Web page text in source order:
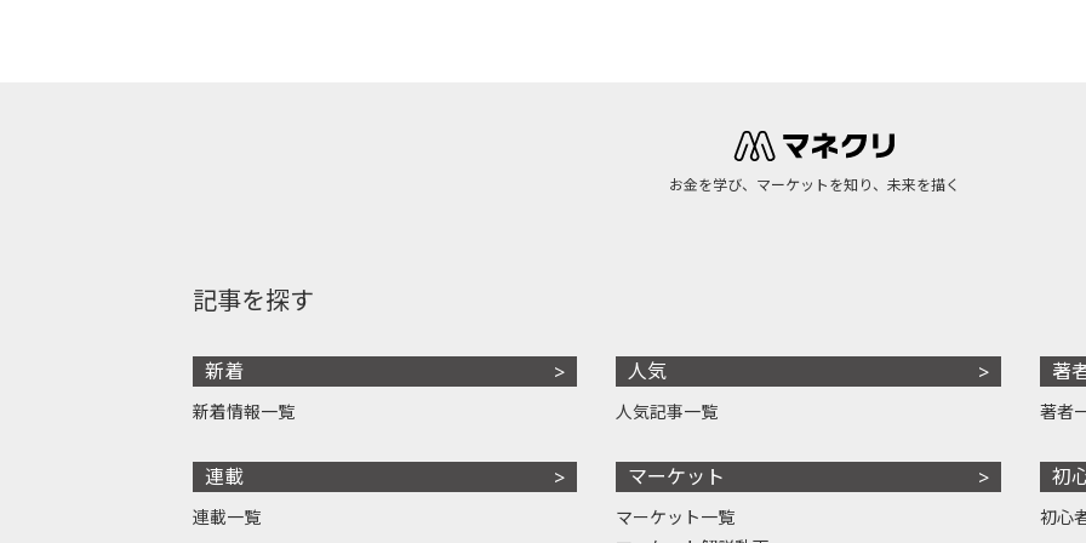
お金を学び、マーケットを知り、未来を描く
記事を探す
新着
新着情報一覧
連載
連載一覧
人気
人気記事一覧
マーケット
マーケット一覧
著
著者
初
初心